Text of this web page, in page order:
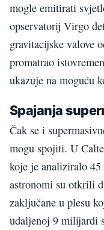
mogle emitirati
opservatorij Virgo
gravitacijske valove
promatrao
ukazuje na moguću
Spajanja
Čak se i
mogu spojiti. U
koje je analiziralo
astronomi su otkrili
zaključane u plesu
udaljenoj 9 milijardi